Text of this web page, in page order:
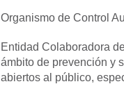
Organismo de Control
Entidad Colaboradora
ámbito de prevención y
abiertos al público,